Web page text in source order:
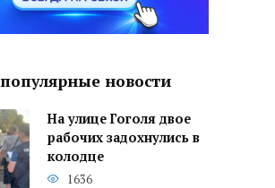
новости
На улице Гоголя двое
рабочих задохнулись в
колодце
1636